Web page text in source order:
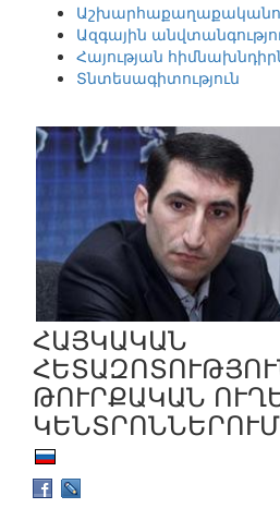
Ազգային
Հայության
Տնտեսագիտություն
ՀԱՅԿԱԿԱՆ
ԹՈՒՐՔԱԿԱՆ
ԿԵՆՏՐՈՆՆԵՐՈՒՄ